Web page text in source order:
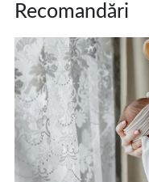
Recomandări